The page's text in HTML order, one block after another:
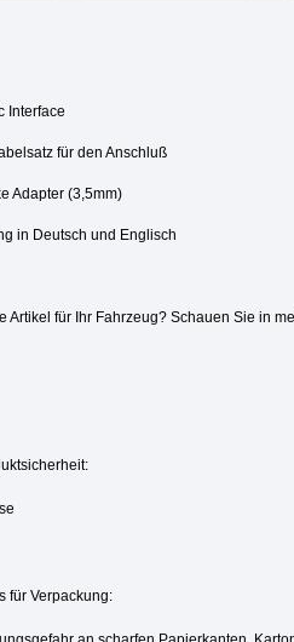
Interface
für den Anschluß
Adapter (3,5mm)
in Deutsch und Englisch
Artikel für Ihr Fahrzeug? Schauen Sie in
für Verpackung: